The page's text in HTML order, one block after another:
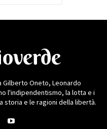
Oneto, Leonardo
l'indipendentismo, la lotta e i
storia e le ragioni della libertà.